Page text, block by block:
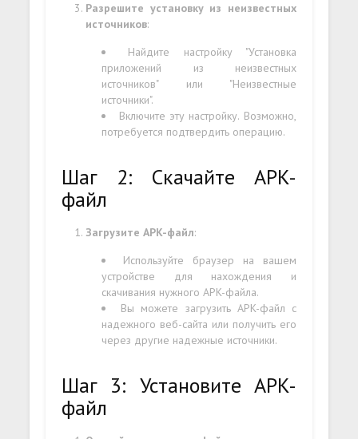
Разрешите установку из неизвестных
источников:
Найдите настройку "Установка
приложений из неизвестных
источников" или "Неизвестные
источники".
Включите эту настройку. Возможно,
потребуется подтвердить операцию.
Шаг 2: Скачайте APK-
файл
Загрузите APK-файл:
Используйте браузер на вашем
устройстве для нахождения и
скачивания нужного APK-файла.
Вы можете загрузить APK-файл с
надежного веб-сайта или получить его
через другие надежные источники.
Шаг 3: Установите APK-
файл